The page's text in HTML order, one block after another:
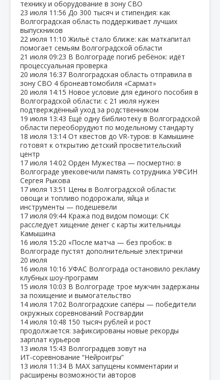
технику и оборудование в зону СВО
23 июля 11:56 До 300 тысяч и стипендия: как
Волгоградская область поддерживает лучших
выпускников
22 июля 11:10 Жильё стало ближе: как маткапитал
помогает семьям Волгоградской области
21 июля 09:23 В Волгограде погиб ребёнок: идёт
процессуальная проверка
20 июля 16:37 Волгоградская область отправила в
зону СВО 4 бронеавтомобиля «Сармат»
20 июля 14:15 Новое условие для единого пособия в
Волгоградской области: с 21 июля нужен
подтверждённый уход за родственником
19 июля 13:43 Ещё одну библиотеку в Волгоградской
области переоборудуют по модельному стандарту
18 июля 13:14 От квестов до VR‑туров: в Камышине
готовят к открытию детский просветительский
центр
17 июля 14:02 Орден Мужества — посмертно: в
Волгограде увековечили память сотрудника УФСИН
Сергея Рыкова
17 июля 13:51 Цены в Волгоградской области:
овощи и топливо подорожали, яйца и
инструменты — подешевели
17 июля 09:44 Кража под видом помощи: СК
расследует хищение денег с карты жительницы
Камышина
16 июля 15:20 «После матча — без пробок: в
Волгограде пустят дополнительные электрички
20 июля
16 июля 10:16 УФАС Волгограда остановило рекламу
клубных шоу‑программ
15 июля 10:03 В Волгограде трое мужчин задержаны
за похищение и вымогательство
14 июля 17:02 Волгоградские сапёры — победители
окружных соревнований Росгвардии
14 июля 10:48 150 тысяч рублей и рост
продолжается: зафиксированы новые рекорды
зарплат курьеров
13 июля 15:43 Волгоградцев зовут на
ИТ‑соревнование “Нейроигры”
13 июля 11:34 В МАХ запущены комментарии и
расширены возможности авторов